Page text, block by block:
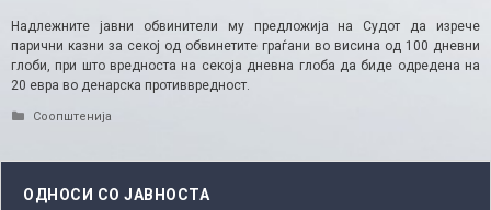
Надлежните јавни обвинители му предложија на Судот да изрече
парични казни за секој од обвинетите граѓани во висина од 100 дневни
глоби, при што вредноста на секоја дневна глоба да биде одредена на
20 евра во денарска противвредност.
Categories
Соопштенија
ОДНОСИ СО ЈАВНОСТА